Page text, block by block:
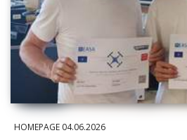
HOMEPAGE 04.06.2026